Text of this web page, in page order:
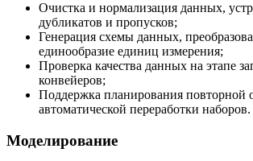
Очистка и нормализация данных,
дубликатов и пропусков;
Генерация схемы данных,
единообразие единиц измерения;
Проверка качества данных на этапе
конвейеров;
Поддержка планирования повторной
автоматической переработки наборов.
Моделирование